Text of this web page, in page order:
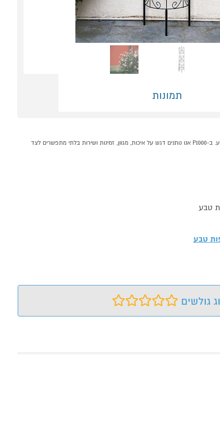
תמונות
רשת לצמחים מטפסים דגם מנטה להסתרת צינורות מים קונים אונליין בקטגוריית גינון במחלקת גינון בP1000 - אתר קניות ישראלי בטוח, משתלם ונוח המציע מוצרים מומלצים במבצע. ב-P1000 אנו נותנים דגש על איכות, מגוון, זמינות ושירות בלתי מתפשרים לצד
טבע
טבע
גולשים